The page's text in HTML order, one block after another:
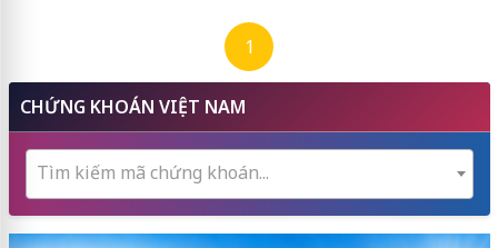
1
CHỨNG KHOÁN VIỆT NAM
Tìm kiếm mã chứng khoán...